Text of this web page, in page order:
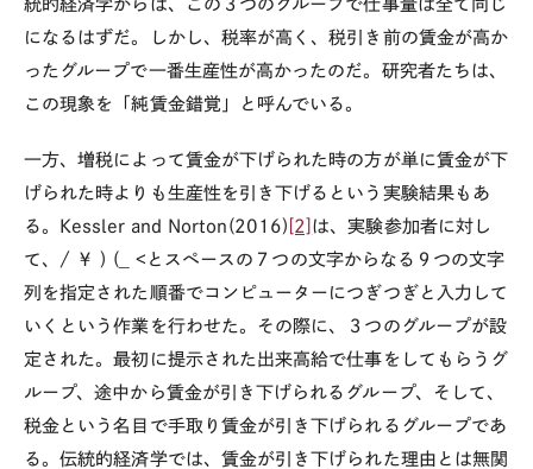
統的経済学からは、この３つのグループで仕事量は全て同じ
になるはずだ。しかし、税率が高く、税引き前の賃金が高か
ったグループで一番生産性が高かったのだ。研究者たちは、
この現象を「純賃金錯覚」と呼んでいる。
一方、増税によって賃金が下げられた時の方が単に賃金が下
げられた時よりも生産性を引き下げるという実験結果もあ
る。
Kessler and Norton(2016) [2] は、実験参加者に対し
て、 / ￥ ) (_ < とスペースの７つの文字からなる９つの文字
列を指定された順番でコンピューターにつぎつぎと入力して
いくという作業を行わせた。その際に、３つのグループが設
定された。最初に提示された出来高給で仕事をしてもらうグ
ループ、途中から賃金が引き下げられるグループ、そして、
税金という名目で手取り賃金が引き下げられるグループであ
る。伝統的経済学では、賃金が引き下げられた理由とは無関